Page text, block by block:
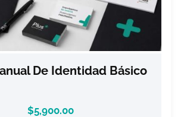
De Identidad Básico
$5,900.00